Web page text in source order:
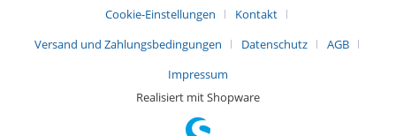
Cookie-Einstellungen
Kontakt
Versand und Zahlungsbedingungen
Datenschutz
AGB
Impressum
Realisiert mit Shopware